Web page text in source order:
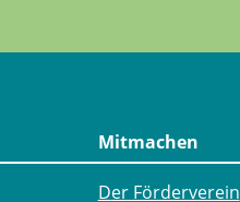
Mitmachen
Der Förderverein